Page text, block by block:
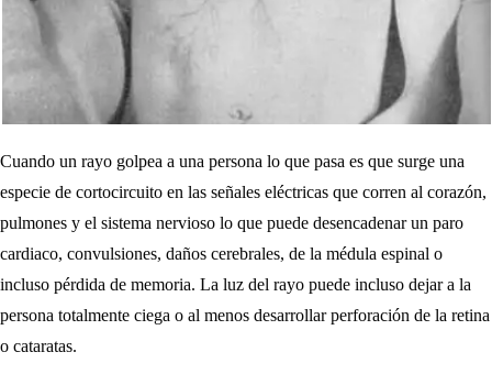
Cuando un rayo golpea a una persona lo que pasa es que surge una
especie de cortocircuito en las señales eléctricas que corren al corazón,
pulmones y el sistema nervioso lo que puede desencadenar un paro
cardiaco, convulsiones, daños cerebrales, de la médula espinal o
incluso pérdida de memoria. La luz del rayo puede incluso dejar a la
persona totalmente ciega o al menos desarrollar perforación de la retina
o cataratas.